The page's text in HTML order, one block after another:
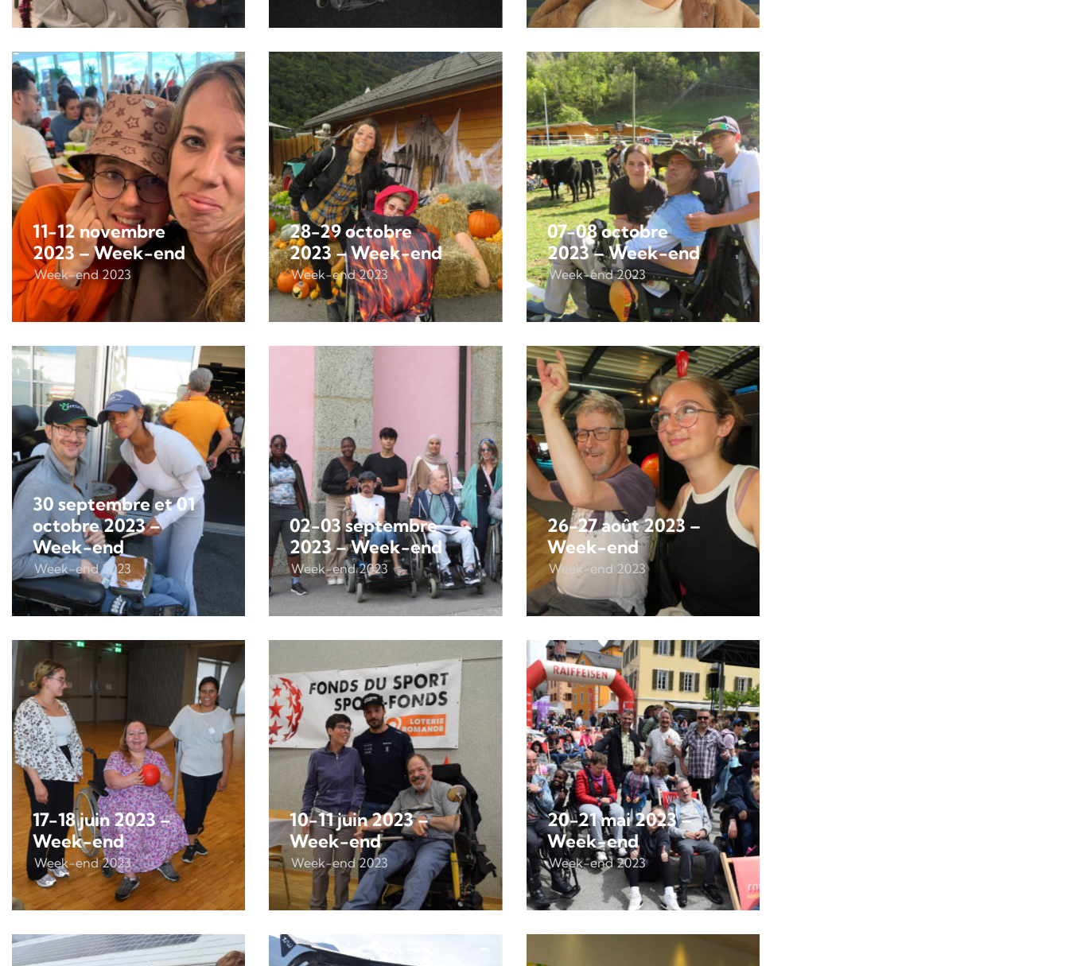
11-12 novembre
2023 – Week-end
Week-end 2023
28-29 octobre
2023 – Week-end
Week-end 2023
07-08 octobre
2023 – Week-end
Week-end 2023
30 septembre et 01
octobre 2023 –
Week-end
Week-end 2023
02-03 septembre
2023 – Week-end
Week-end 2023
26-27 août 2023 –
Week-end
Week-end 2023
17-18 juin 2023 –
Week-end
Week-end 2023
10-11 juin 2023 –
Week-end
Week-end 2023
20-21 mai 2023 –
Week-end
Week-end 2023